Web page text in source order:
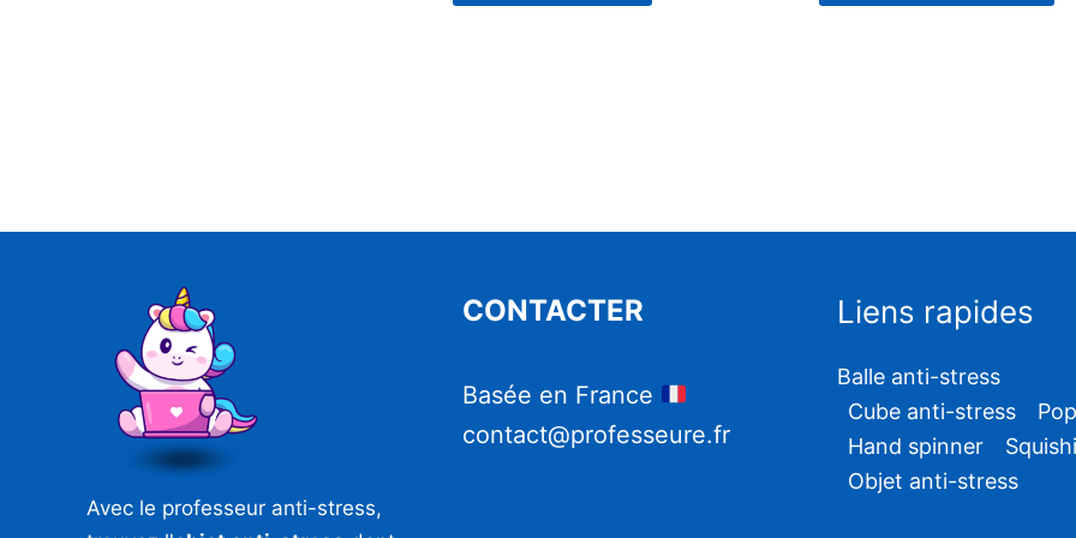
Avec le professeur anti-stress,
CONTACTER
Basée en France
contact@professeure.fr
Liens rapides
Balle anti-stress
Cube anti-stress
Hand spinner
Objet anti-stress